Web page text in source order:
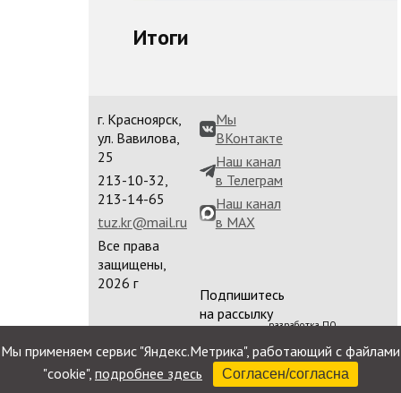
Итоги
г. Красноярск,
ул. Вавилова,
25
213-10-32,
213-14-65
tuz.kr@mail.ru
Все права
защищены,
2026 г
Мы
ВКонтакте
Наш канал
в Телеграм
Наш канал
в MAX
Подпишитесь
на рассылку
разработка ПО
сайта
Мы применяем сервис "Яндекс.Метрика", работающий с файлами
"cookie", подробнее здесь Согласен/согласна